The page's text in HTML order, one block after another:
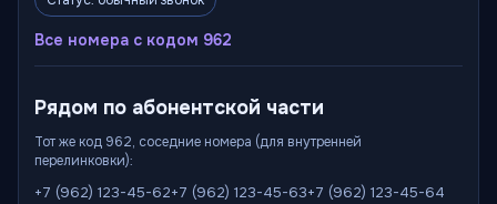
Все номера с кодом 962
Рядом по абонентской части
Тот же код 962, соседние номера (для внутренней
перелинковки):
+7 (962) 123-45-62+7 (962) 123-45-63+7 (962) 123-45-64